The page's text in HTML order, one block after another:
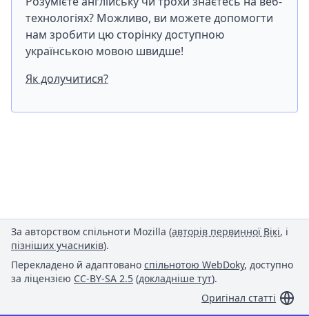
технологіях? Можливо, ви можете допомогти
нам зробити цю сторінку доступною
українською мовою швидше!
Як долучитися?
За авторством спільноти Mozilla (авторів первинної Вікі, і
пізніших учасників).
Перекладено й адаптовано спільнотою WebDoky, доступно
за ліцензією CC-BY-SA 2.5 (докладніше тут).
Оригінал статті